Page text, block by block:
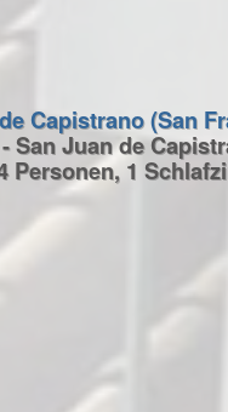
Capistrano (San
San Juan de
Personen, 1